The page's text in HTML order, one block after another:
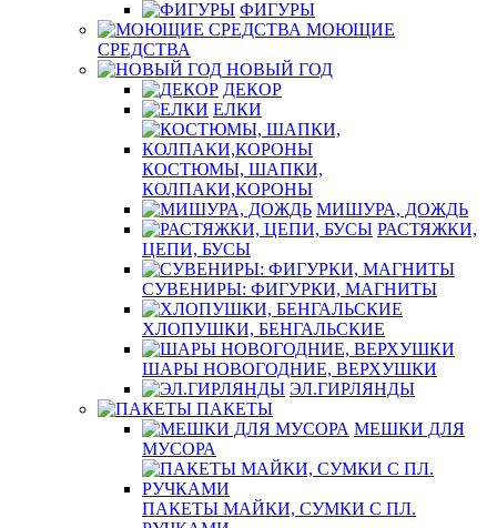
ФИГУРЫ
МОЮЩИЕ
СРЕДСТВА
НОВЫЙ ГОД
ДЕКОР
ЕЛКИ
КОСТЮМЫ, ШАПКИ,
КОЛПАКИ,КОРОНЫ
МИШУРА, ДОЖДЬ
РАСТЯЖКИ,
ЦЕПИ, БУСЫ
СУВЕНИРЫ: ФИГУРКИ, МАГНИТЫ
ХЛОПУШКИ, БЕНГАЛЬСКИЕ
ШАРЫ НОВОГОДНИЕ, ВЕРХУШКИ
ЭЛ.ГИРЛЯНДЫ
ПАКЕТЫ
МЕШКИ ДЛЯ
МУСОРА
ПАКЕТЫ МАЙКИ, СУМКИ С ПЛ.